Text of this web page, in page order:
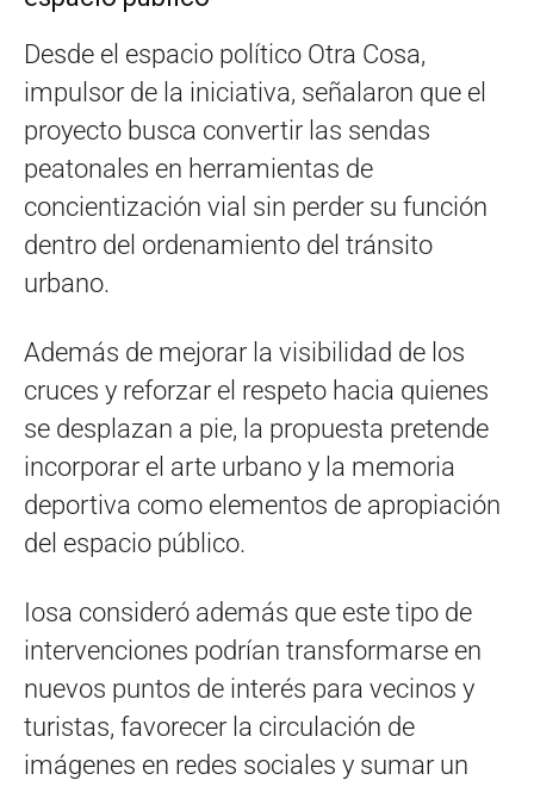
Desde el espacio político Otra Cosa,
impulsor de la iniciativa, señalaron que el
proyecto busca convertir las sendas
peatonales en herramientas de
concientización vial sin perder su función
dentro del ordenamiento del tránsito
urbano.
Además de mejorar la visibilidad de los
cruces y reforzar el respeto hacia quienes
se desplazan a pie, la propuesta pretende
incorporar el arte urbano y la memoria
deportiva como elementos de apropiación
del espacio público.
Iosa consideró además que este tipo de
intervenciones podrían transformarse en
nuevos puntos de interés para vecinos y
turistas, favorecer la circulación de
imágenes en redes sociales y sumar un